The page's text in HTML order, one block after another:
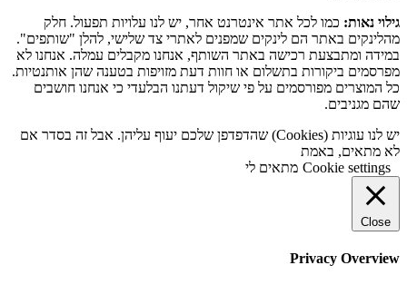
גילוי נאות: כמו לכל אתר אינטרנט אחר, יש לנו עלויות תפעול. חלק
מהלינקים באתר הם לינקים שמפנים לאתרי צד שלישי, להלן "שותפים".
במידה ומתבצעת רכישה באתר השותף, אנחנו מקבלים עמלה. אנחנו לא
מפרסמים ביקורות בתשלום או חוות דעת מזויפות בטענה שהן אותנטיות.
כל המוצרים מפורסמים על פי שיקול דעתנו הבלעדי כי אנחנו חושבים
שהם מגניבים.
יש לנו עוגיות (Cookies) שהדפדפן שלכם יעוף עליהן. אבל זה בסדר אם
לא מתאים, באמת
Cookie settings מתאים לי
Close
Privacy Overview